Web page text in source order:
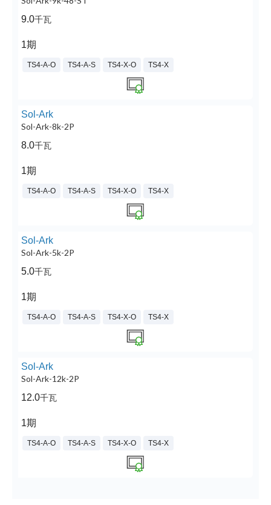
9.0千瓦
1期
TS4-A-O TS4-A-S TS4-X-O TS4-X
Sol-Ark
Sol-Ark-8k-2P
8.0千瓦
1期
TS4-A-O TS4-A-S TS4-X-O TS4-X
Sol-Ark
Sol-Ark-5k-2P
5.0千瓦
1期
TS4-A-O TS4-A-S TS4-X-O TS4-X
Sol-Ark
Sol-Ark-12k-2P
12.0千瓦
1期
TS4-A-O TS4-A-S TS4-X-O TS4-X